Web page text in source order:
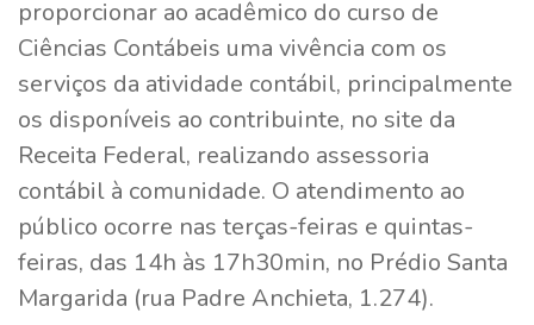
proporcionar ao acadêmico do curso de
Ciências Contábeis uma vivência com os
serviços da atividade contábil, principalmente
os disponíveis ao contribuinte, no site da
Receita Federal, realizando assessoria
contábil à comunidade. O atendimento ao
público ocorre nas terças-feiras e quintas-
feiras, das 14h às 17h30min, no Prédio Santa
Margarida (rua Padre Anchieta, 1.274).